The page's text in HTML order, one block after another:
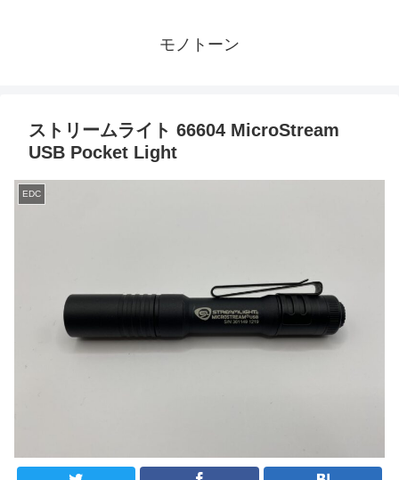
モノトーン
ストリームライト 66604 MicroStream
USB Pocket Light
EDC